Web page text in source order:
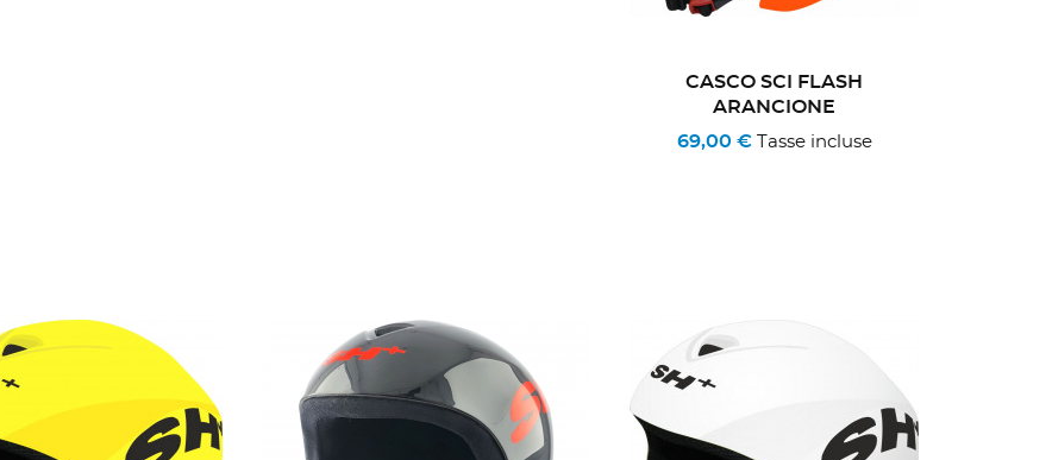
CASCO SCI FLASH
ARANCIONE
69,00 €Tasse incluse